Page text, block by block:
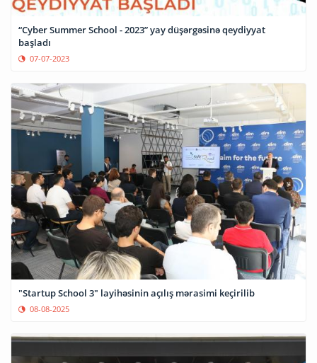
“Cyber Summer School - 2023” yay düşərgəsinə qeydiyyat
başladı
07-07-2023
"Startup School 3" layihəsinin açılış mərasimi keçirilib
08-08-2025